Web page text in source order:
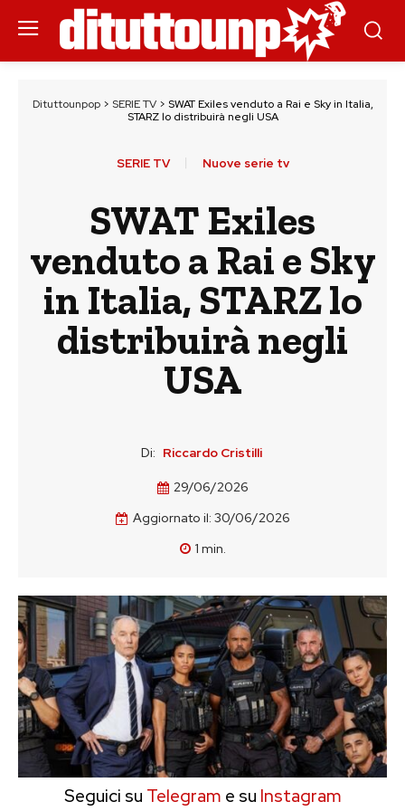
Dituttounpop> SERIE TV> SWAT Exiles venduto a Rai e Sky in Italia,
STARZ lo distribuirà negli USA
SERIE TV Nuove serie tv
SWAT Exiles
venduto a Rai e Sky
in Italia, STARZ lo
distribuirà negli
USA
Di: Riccardo Cristilli
29/06/2026
Aggiornato il: 30/06/2026
1 min.
Seguici su Telegram e su Instagram